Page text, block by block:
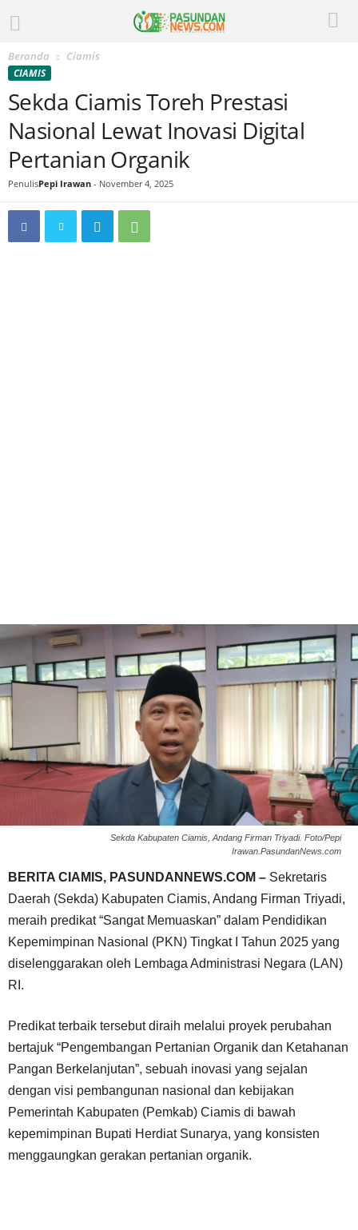
Beranda Ciamis
CIAMIS
Sekda Ciamis Toreh Prestasi
Nasional Lewat Inovasi Digital
Pertanian Organik
PenulisPepi Irawan - November 4, 2025
Sekda Kabupaten Ciamis, Andang Firman Triyadi. Foto/Pepi
Irawan.PasundanNews.com
BERITA CIAMIS, PASUNDANNEWS.COM – Sekretaris
Daerah (Sekda) Kabupaten Ciamis, Andang Firman Triyadi,
meraih predikat “Sangat Memuaskan” dalam Pendidikan
Kepemimpinan Nasional (PKN) Tingkat I Tahun 2025 yang
diselenggarakan oleh Lembaga Administrasi Negara (LAN)
RI.
Predikat terbaik tersebut diraih melalui proyek perubahan
bertajuk “Pengembangan Pertanian Organik dan Ketahanan
Pangan Berkelanjutan”, sebuah inovasi yang sejalan
dengan visi pembangunan nasional dan kebijakan
Pemerintah Kabupaten (Pemkab) Ciamis di bawah
kepemimpinan Bupati Herdiat Sunarya, yang konsisten
menggaungkan gerakan pertanian organik.